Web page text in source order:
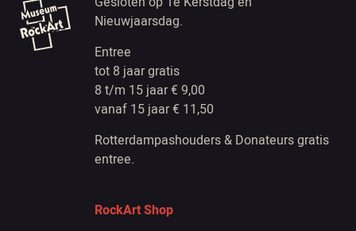
Nieuwjaarsdag.
Entree
tot 8 jaar gratis
8 t/m 15 jaar € 9,00
vanaf 15 jaar € 11,50
Rotterdampashouders & Donateurs gratis
entree.
RockArt Shop